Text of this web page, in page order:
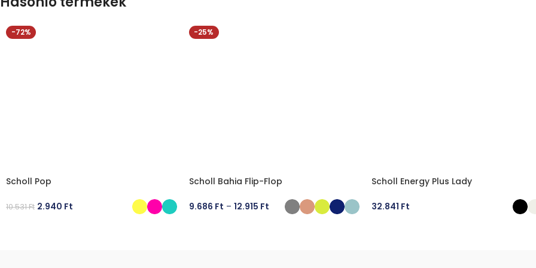
-72%
Scholl Pop
10.531Ft 2.940 Ft
-25%
Scholl Bahia Flip-Flop
9.686 Ft – 12.915 Ft
Scholl Energy Plus Lady
32.841 Ft